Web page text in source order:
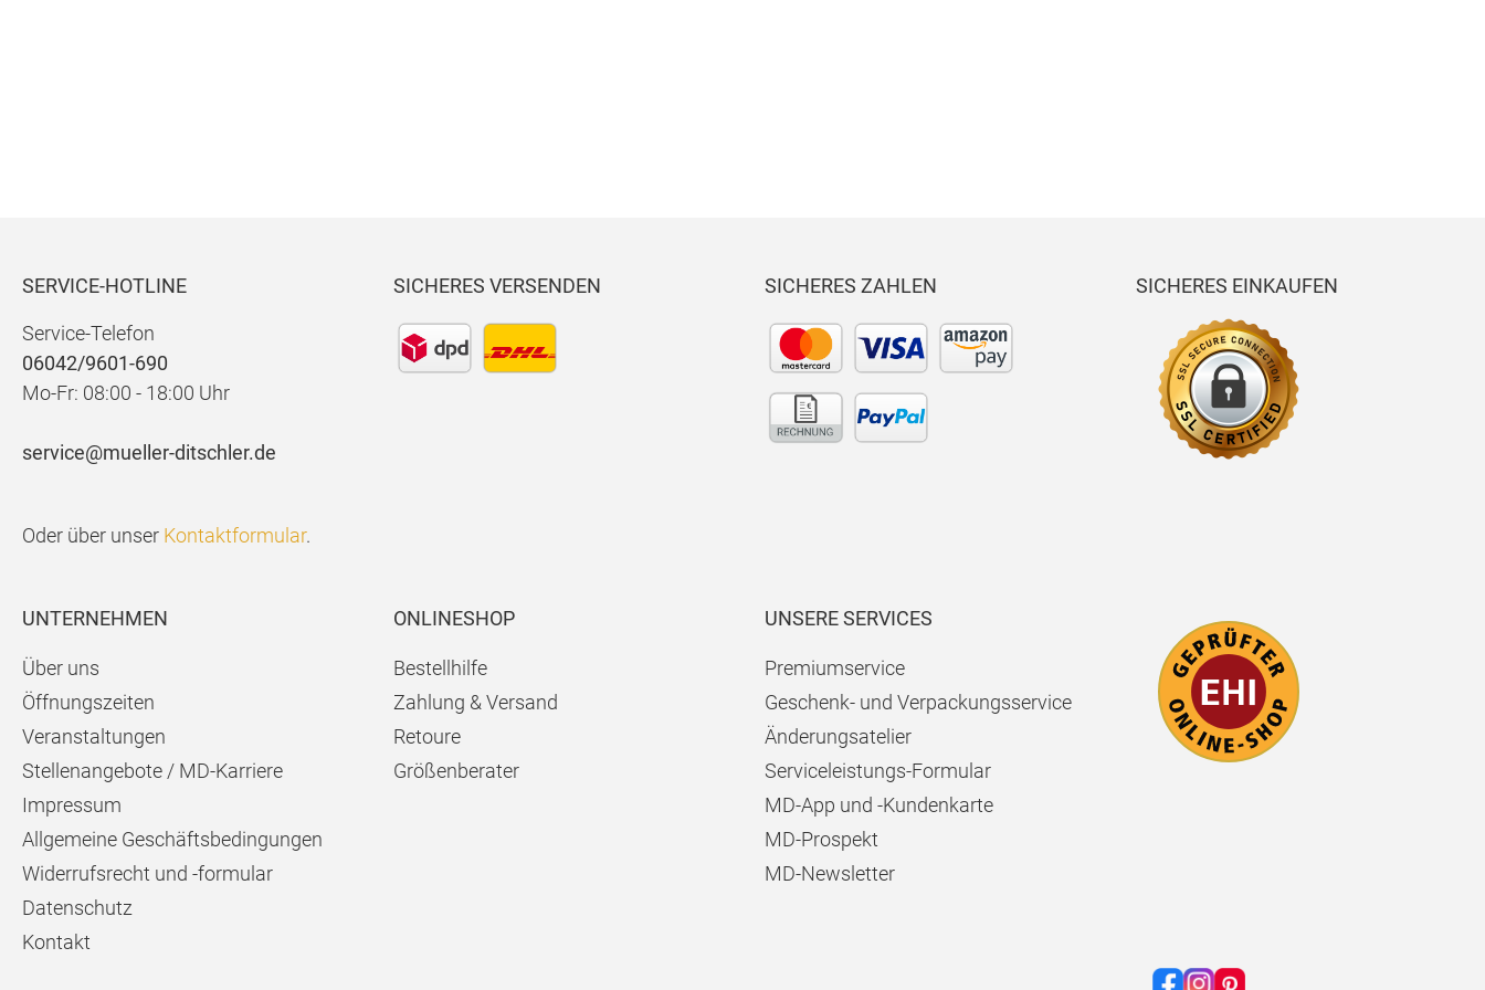
SERVICE-HOTLINE
Service-Telefon
06042/9601-690
Mo-Fr: 08:00 - 18:00 Uhr
service@mueller-ditschler.de
Oder über unser Kontaktformular.
SICHERES VERSENDEN SICHERES ZAHLEN SICHERES EINKAUFEN
UNTERNEHMEN
Über uns
Öffnungszeiten
Veranstaltungen
Stellenangebote / MD-Karriere
Impressum
Allgemeine Geschäftsbedingungen
Widerrufsrecht und -formular
Datenschutz
Kontakt
ONLINESHOP
Bestellhilfe
Zahlung & Versand
Retoure
Größenberater
UNSERE SERVICES
Premiumservice
Geschenk- und Verpackungsservice
Änderungsatelier
Serviceleistungs-Formular
MD-App und -Kundenkarte
MD-Prospekt
MD-Newsletter